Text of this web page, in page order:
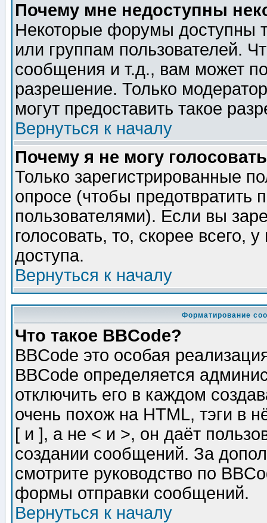
Почему мне недоступны
Некоторые форумы доступны
или группам пользователей.
сообщения и т.д., вам может
разрешение. Только
могут предоставить такое
Вернуться к началу
Почему я не могу
Только зарегистрированные
опросе (чтобы предотвратить
пользователями). Если вы
голосовать, то, скорее всего,
доступа.
Вернуться к началу
Форматирование
Что такое BBCode?
BBCode это особая
BBCode определяется
отключить его в каждом
очень похож на HTML, тэги в
[ и ], а не < и >, он даёт
создании сообщений. За
смотрите руководство по
формы отправки сообщений.
Вернуться к началу